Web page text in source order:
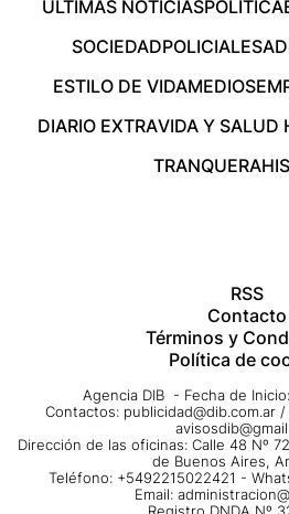
ÚLTIMAS NOTICIASPOLÍTICA
SOCIEDADPOLICIALES
ESTILO DE VIDAMEDIOS
DIARIO EXTRAVIDA Y SALUD
TRANQUERA
RSS
Contacto
Términos y
Política de
Agencia DIB - Fecha de
Contactos: publicidad@dib.com.ar /
Dirección de las oficinas: Calle 48 Nº
de Buenos Aires,
Teléfono: +5492215022421 -
Email: